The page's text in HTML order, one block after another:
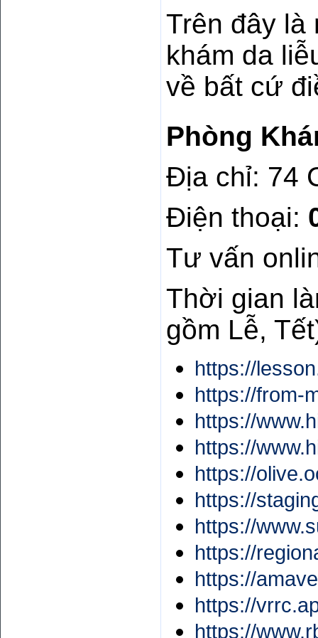
Trên đây là
khám da
về bất cứ
Phòng
Địa chỉ: 74
Điện thoại:
Tư vấn
Thời gian
gồm Lễ,
https://
https://from-
https://
https://
https://
https://
https://
https://
https://
https://
https://